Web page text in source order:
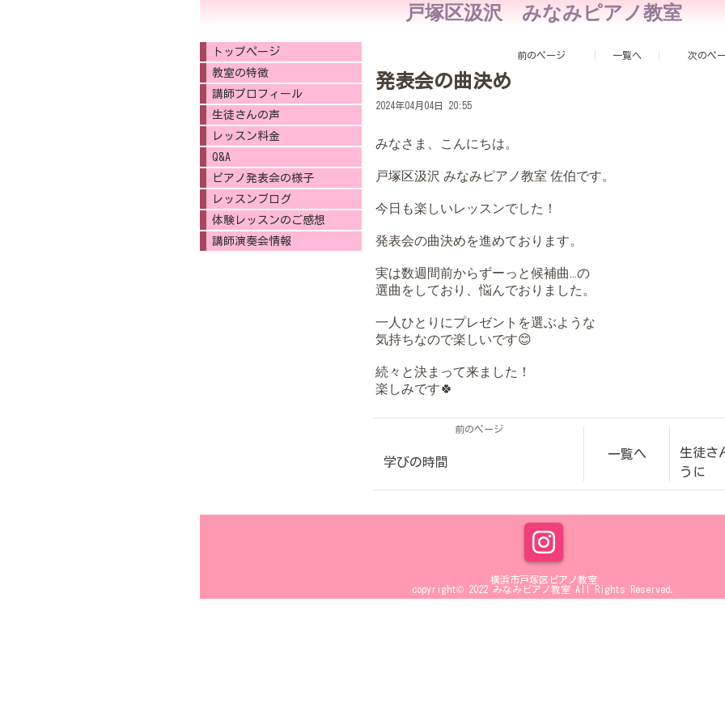
戸塚区汲沢 みなみピアノ教室
前のページ 一覧へ 次のペ
発表会の曲決め
2024年04月04日 20:55
みなさま、こんにちは。
戸塚区汲沢 みなみピアノ教室 佐伯です。
今日も楽しいレッスンでした！
発表会の曲決めを進めております。
実は数週間前からずーっと候補曲...の
選曲をしており、悩んでおりました。
一人ひとりにプレゼントを選ぶような
気持ちなので楽しいです😊
続々と決まって来ました！
楽しみです🍀
前のページ
学びの時間
一覧へ
生徒さ
うに
トップページ
教室の特徴
講師プロフィール
生徒さんの声
レッスン料金
Q&A
ピアノ発表会の様子
レッスンブログ
体験レッスンのご感想
講師演奏会情報
横浜市戸塚区ピアノ教室
copyright© 2022 みなみピアノ教室 All Rights Reserved.